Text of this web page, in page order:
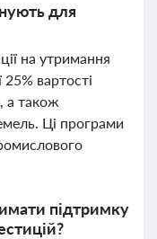
для
на утримання
25% вартості
а також
Ці програми
підтримку